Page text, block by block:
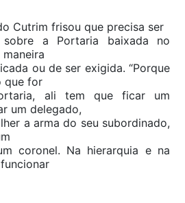
Cutrim frisou que precisa ser
a Portaria baixada no
ou de ser exigida. “Porque
que for
ali tem que ficar um
um delegado,
a arma do seu subordinado,
coronel. Na hierarquia e na